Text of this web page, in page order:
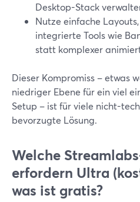
Desktop-Stack
Nutze einfache
integrierte Tools wie
statt komplexer
Dieser Kompromiss – etwas
niedriger Ebene für ein viel
Setup – ist für viele nicht-
bevorzugte Lösung.
Welche
erfordern Ultra
was ist gratis?